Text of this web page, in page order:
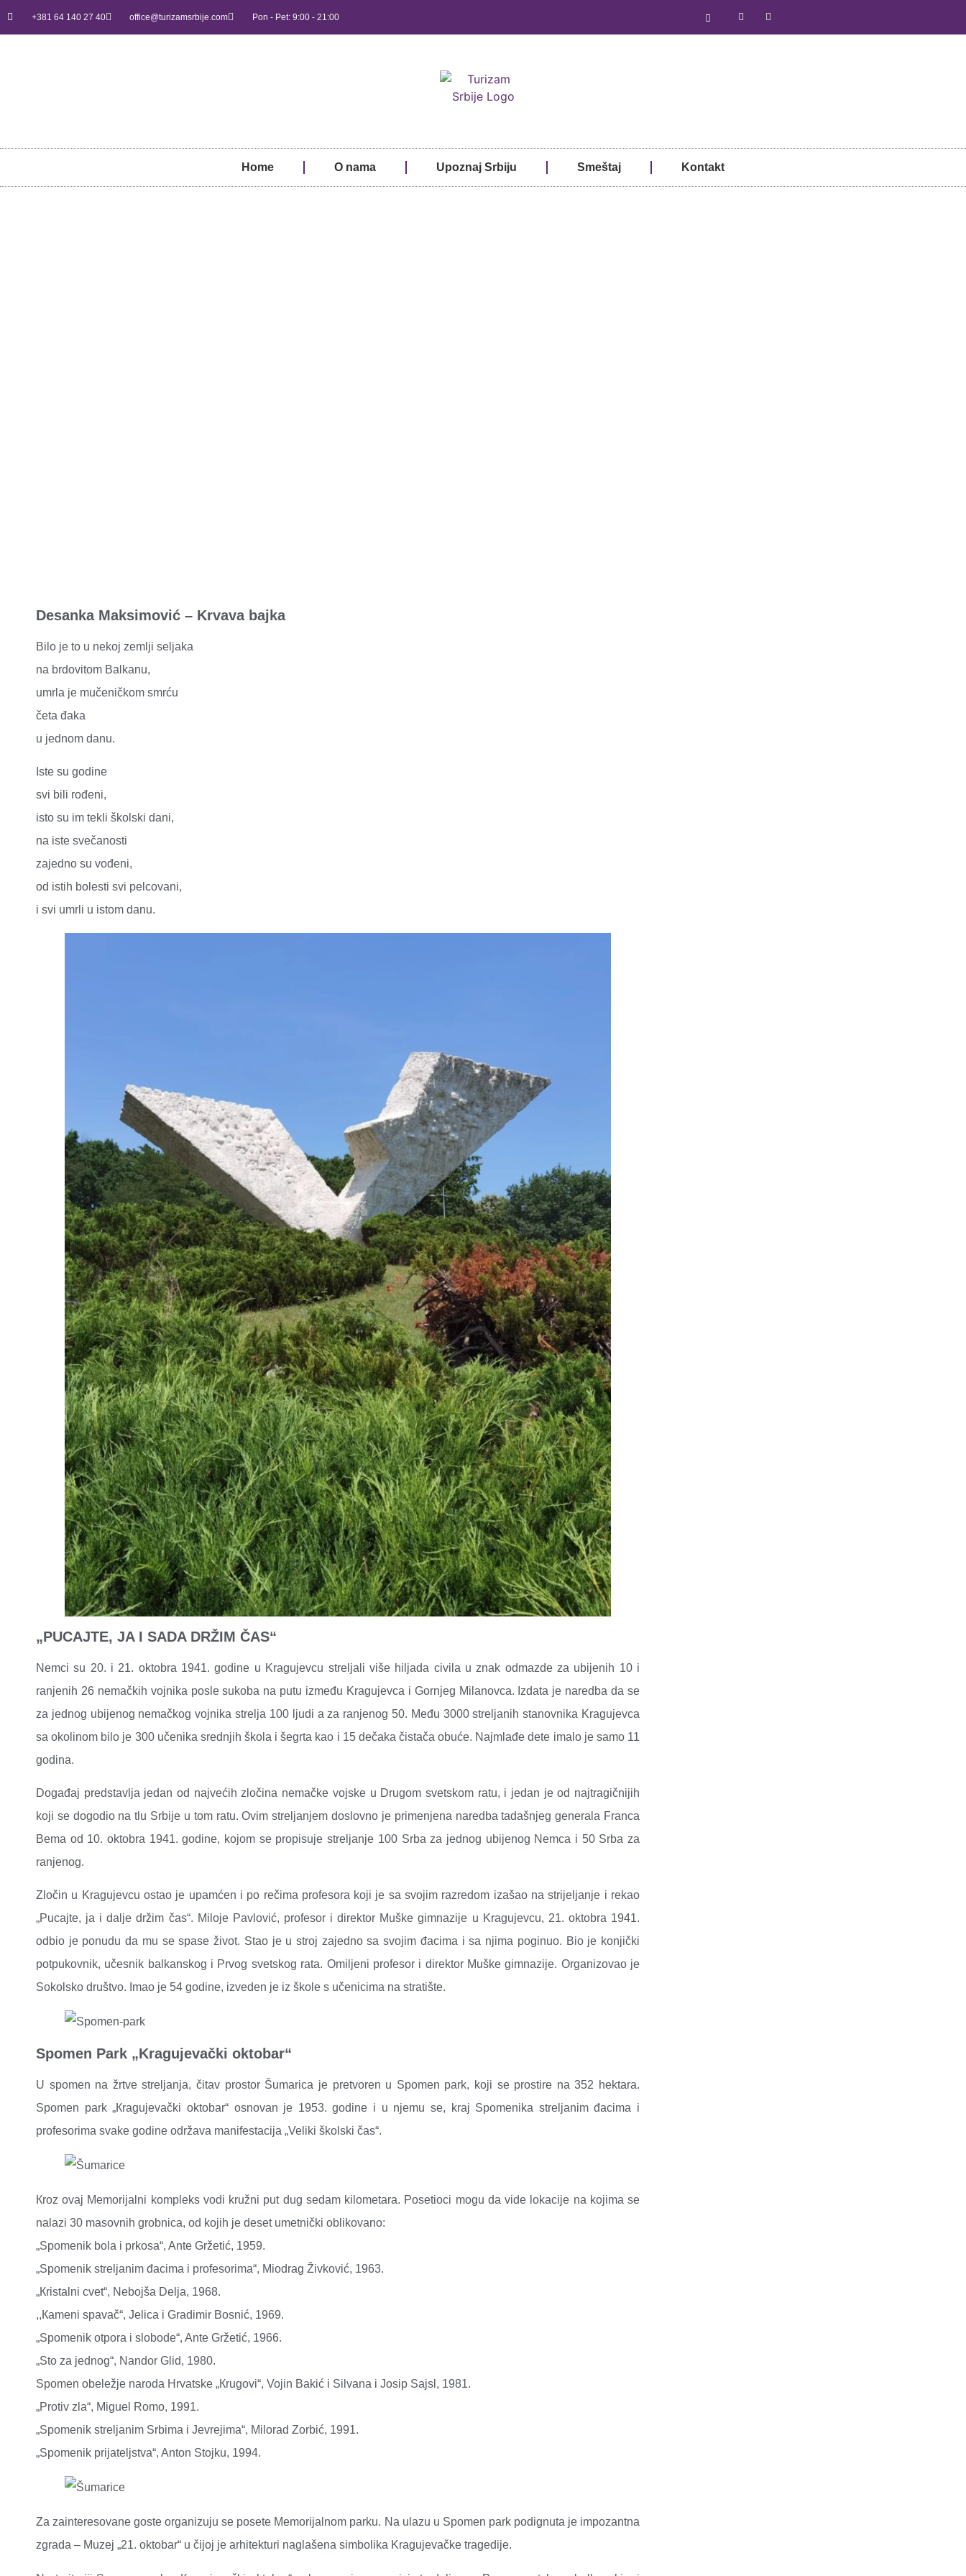
+381 64 140 27 40 office@turizamsrbije.com Pon - Pet: 9:00 - 21:00
Home O nama Upoznaj Srbiju Smeštaj Kontakt
Desanka Maksimović – Krvava bajka
Bilo je to u nekoj zemlji seljaka
na brdovitom Balkanu,
umrla je mučeničkom smrću
četa đaka
u jednom danu.
Iste su godine
svi bili rođeni,
isto su im tekli školski dani,
na iste svečanosti
zajedno su vođeni,
od istih bolesti svi pelcovani,
i svi umrli u istom danu.
„PUCAJTE, JA I SADA DRŽIM ČAS“
Nemci su 20. i 21. oktobra 1941. godine u Kragujevcu streljali više hiljada civila u znak odmazde za ubijenih 10 i
ranjenih 26 nemačkih vojnika posle sukoba na putu između Kragujevca i Gornjeg Milanovca. Izdata je naredba da se
za jednog ubijenog nemačkog vojnika strelja 100 ljudi a za ranjenog 50. Među 3000 streljanih stanovnika Kragujevca
sa okolinom bilo je 300 učenika srednjih škola i šegrta kao i 15 dečaka čistača obuće. Najmlađe dete imalo je samo 11
godina.
Događaj predstavlja jedan od najvećih zločina nemačke vojske u Drugom svetskom ratu, i jedan je od najtragičnijih
koji se dogodio na tlu Srbije u tom ratu. Ovim streljanjem doslovno je primenjena naredba tadašnjeg generala Franca
Bema od 10. oktobra 1941. godine, kojom se propisuje streljanje 100 Srba za jednog ubijenog Nemca i 50 Srba za
ranjenog.
Zločin u Kragujevcu ostao je upamćen i po rečima profesora koji je sa svojim razredom izašao na strijeljanje i rekao
„Pucajte, ja i dalje držim čas“. Miloje Pavlović, profesor i direktor Muške gimnazije u Kragujevcu, 21. oktobra 1941.
odbio je ponudu da mu se spase život. Stao je u stroj zajedno sa svojim đacima i sa njima poginuo. Bio je konjički
potpukovnik, učesnik balkanskog i Prvog svetskog rata. Omiljeni profesor i direktor Muške gimnazije. Organizovao je
Sokolsko društvo. Imao je 54 godine, izveden je iz škole s učenicima na stratište.
Spomen Park „Kragujevački oktobar“
U spomen na žrtve streljanja, čitav prostor Šumarica je pretvoren u Spomen park, koji se prostire na 352 hektara.
Spomen park „Кragujevački oktobar“ osnovan je 1953. godine i u njemu se, kraj Spomenika streljanim đacima i
profesorima svake godine održava manifestacija „Veliki školski čas“.
Кroz ovaj Memorijalni kompleks vodi kružni put dug sedam kilometara. Posetioci mogu da vide lokacije na kojima se
nalazi 30 masovnih grobnica, od kojih je deset umetnički oblikovano:
„Spomenik bola i prkosa“, Ante Gržetić, 1959.
„Spomenik streljanim đacima i profesorima“, Miodrag Živković, 1963.
„Кristalni cvet“, Nebojša Delja, 1968.
,,Кameni spavač“, Jelica i Gradimir Bosnić, 1969.
„Spomenik otpora i slobode“, Ante Gržetić, 1966.
„Sto za jednog“, Nandor Glid, 1980.
Spomen obeležje naroda Hrvatske „Кrugovi“, Vojin Bakić i Silvana i Josip Sajsl, 1981.
„Protiv zla“, Miguel Romo, 1991.
„Spomenik streljanim Srbima i Jevrejima“, Milorad Zorbić, 1991.
„Spomenik prijateljstva“, Anton Stojku, 1994.
Za zainteresovane goste organizuju se posete Memorijalnom parku. Na ulazu u Spomen park podignuta je impozantna
zgrada – Muzej „21. oktobar“ u čijoj je arhitekturi naglašena simbolika Kragujevačke tragedije.